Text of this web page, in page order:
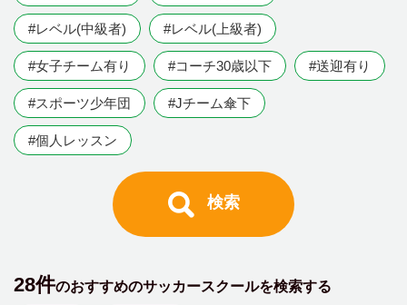
#レベル(中級者) #レベル(上級者)
#女子チーム有り #コーチ30歳以下 #送迎有り
#スポーツ少年団 #Jチーム傘下
#個人レッスン
検索
28件のおすすめのサッカースクールを検索する